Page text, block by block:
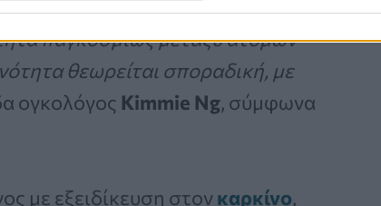
παγκοσμίως μεταξύ ατόμων
θεωρείται σποραδική, με
ογκολόγος Kimmie Ng, σύμφωνα
με εξειδίκευση στον καρκίνο,